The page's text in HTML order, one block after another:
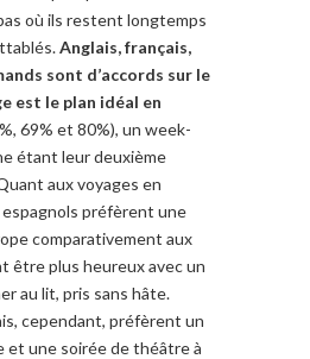
où ils restent longtemps
.Anglais, français,
sont d’accords sur le
est le plan idéal en
%, 69% et 80%), un week-
étant leur deuxième
aux voyages en
préfèrent une
comparativement aux
êtreplus heureuxavec un
au lit, pris sans hâte.
, cependant, préfèrent un
et une soirée dethéâtre à